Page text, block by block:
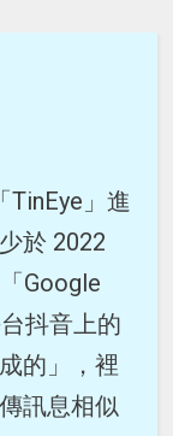
TinEye」進
於 2022
Google
抖音上的
的」，裡
訊息相似